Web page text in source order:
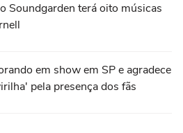
Soundgarden terá oito músicas
em show em SP e agradece
pela presença dos fãs